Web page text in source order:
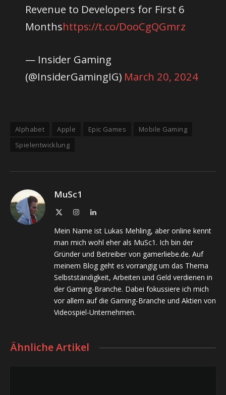
Revenue to Developers for First 6
Monthshttps://t.co/DooCgQGmrz
— Insider Gaming
(@InsiderGamingIG) March 20, 2024
Alphabet Apple Epic Games
Mobile Gaming
Spielentwicklung
MuSc1
InstagramLinkedIn
Mein Name ist Lukas Mehling, aber online kennt
man mich wohl eher als MuSc1. Ich bin der
Gründer und Betreiber von gamerliebe.de. Auf
meinem Blog geht es vorrangig um das Thema
Selbstständigkeit, Arbeiten und Geld verdienen in
der Gaming-Branche. Dabei fokussiere ich mich
vor allem auf die Gaming-Branche und Aktien von
Videospiel-Unternehmen.
Ähnliche Artikel